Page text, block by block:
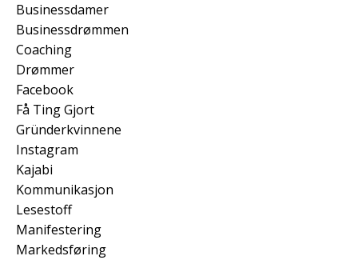
Businessdamer
Businessdrømmen
Coaching
Drømmer
Facebook
Få Ting Gjort
Gründerkvinnene
Instagram
Kajabi
Kommunikasjon
Lesestoff
Manifestering
Markedsføring